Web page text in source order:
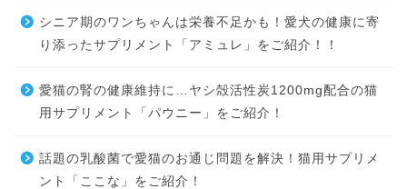
シニア期のワンちゃんは栄養不足かも！愛犬の健康に寄
り添ったサプリメント「アミュレ」をご紹介！！
愛猫の腎の健康維持に…ヤシ殻活性炭1200mg配合の猫
用サプリメント「パウニー」をご紹介！
話題の乳酸菌で愛猫のお通じ問題を解決！猫用サプリメ
ント「ここな」をご紹介！